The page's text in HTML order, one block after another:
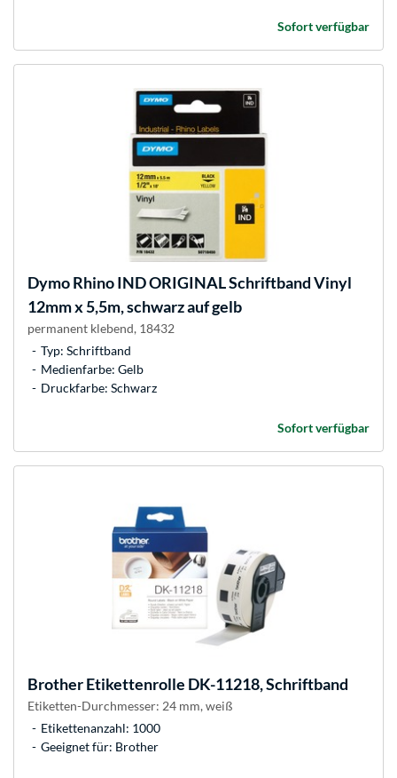
Sofort verfügbar
DymoRhino IND ORIGINAL Schriftband Vinyl
12mm x 5,5m, schwarz auf gelb
permanent klebend, 18432
Typ: Schriftband
Medienfarbe: Gelb
Druckfarbe: Schwarz
Sofort verfügbar
BrotherEtikettenrolle DK-11218, Schriftband
Etiketten-Durchmesser: 24 mm, weiß
Etikettenanzahl: 1000
Geeignet für: Brother